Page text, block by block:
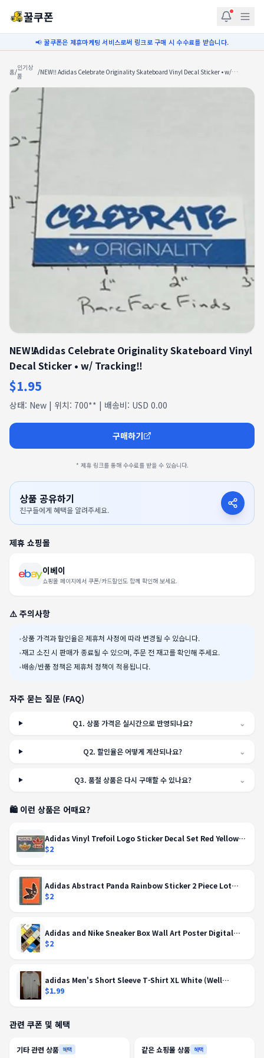
꿀쿠폰
📢 꿀쿠폰은 제휴마케팅 서비스로써 링크로 구매 시 수수료를 받습니다.
홈/인기상
품
/NEW‼ Adidas Celebrate Originality Skateboard Vinyl Decal Sticker • w/
NEW‼ Adidas Celebrate Originality Skateboard Vinyl
Decal Sticker • w/ Tracking‼
$1.95
상태: New | 위치: 700** | 배송비: USD 0.00
구매하기
* 제휴 링크를 통해 수수료를 받을 수 있습니다.
상품 공유하기
친구들에게 혜택을 알려주세요.
제휴 쇼핑몰
이베이
쇼핑몰 페이지에서 쿠폰/카드할인도 함께 확인해 보세요.
⚠️ 주의사항
•상품 가격과 할인율은 제휴처 사정에 따라 변경될 수 있습니다.
•재고 소진 시 판매가 종료될 수 있으며, 주문 전 재고를 확인해 주세요.
•배송/반품 정책은 제휴처 정책이 적용됩니다.
자주 묻는 질문 (FAQ)
Q1.상품 가격은 실시간으로 반영되나요? ⌄
Q2.할인율은 어떻게 계산되나요? ⌄
Q3. 품절 상품은 다시 구매할 수 있나요? ⌄
🛍️ 이런 상품은 어때요?
Adidas Vinyl Trefoil Logo Sticker Decal Set Red Yellow
Black #C38
$2
Adidas Abstract Panda Rainbow Sticker 2 Piece Lot
Multicolor Skateboard C3
$2
Adidas and Nike Sneaker Box Wall Art Poster Digital
Download
$2
adidas Men's Short Sleeve T-Shirt XL White (Well
LOVED)
$1.99
관련 쿠폰 및 혜택
기타 관련 상품 혜택 같은 쇼핑몰 상품 혜택